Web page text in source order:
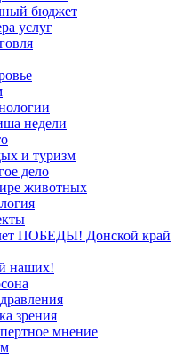
бюджет
услуг
недели
и туризм
дело
животных
ПОБЕДЫ! Донской край
наших!
зрения
мнение